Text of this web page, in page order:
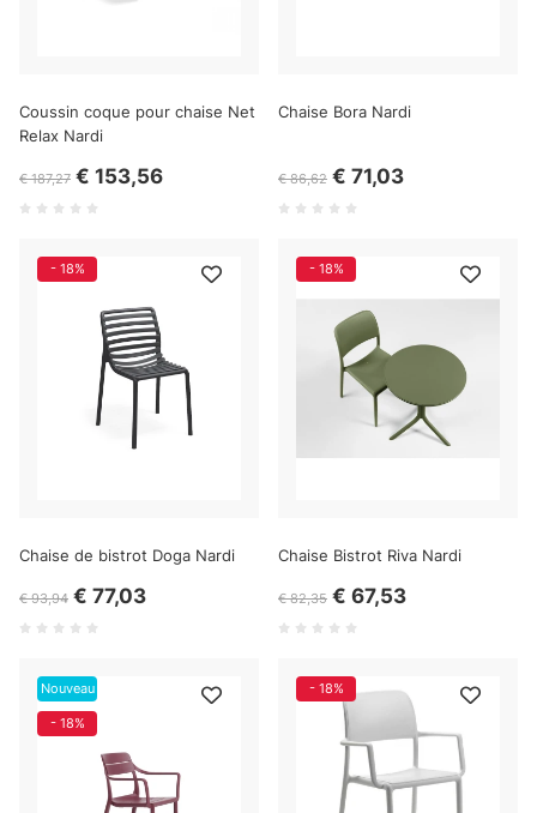
Coussin coque pour chaise Net
Relax Nardi
€ 187,27 € 153,56
Chaise Bora Nardi
€ 86,62 € 71,03
- 18%
Chaise de bistrot Doga Nardi
€ 93,94 € 77,03
- 18%
Chaise Bistrot Riva Nardi
€ 82,35 € 67,53
Nouveau
- 18%
- 18%